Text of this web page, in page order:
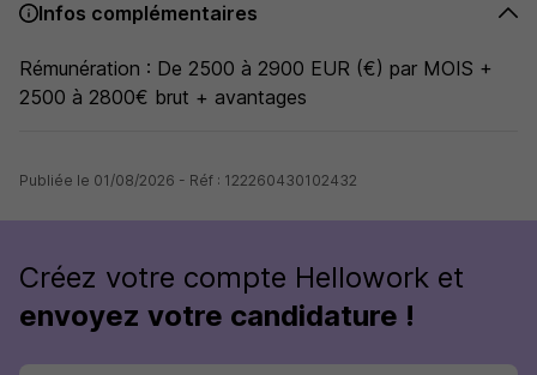
Infos complémentaires
Rémunération : De 2500 à 2900 EUR (€) par MOIS +
2500 à 2800€ brut + avantages
Publiée le 01/08/2026 - Réf : 122260430102432
Créez votre compte Hellowork et
envoyez votre candidature !